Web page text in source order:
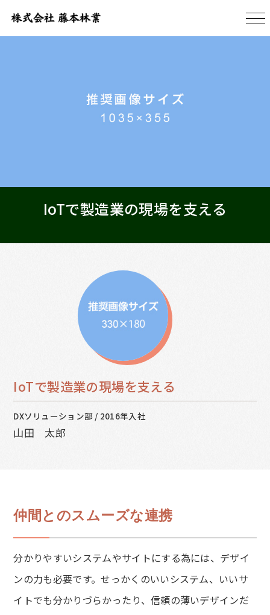
IoTで製造業の現場を支える
IoTで製造業の現場を支える
DXソリューション部 / 2016年入社
山田 太郎
仲間とのスムーズな連携
分かりやすいシステムやサイトにする為には、デザイ
ンの力も必要です。せっかくのいいシステム、いいサ
イトでも分かりづらかったり、信頼の薄いデザインだ